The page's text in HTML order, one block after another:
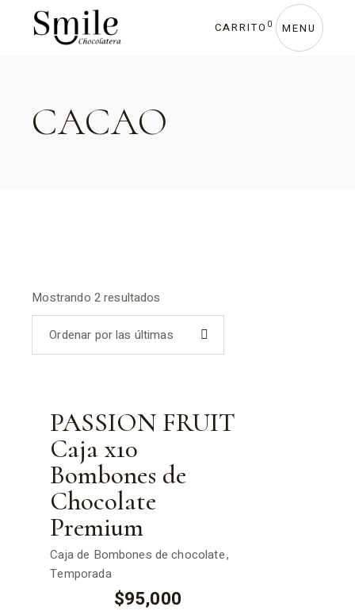
content
CARRITO 0 MENU
CACAO
Mostrando 2 resultados
latest
Ordenar por las últimas
PASSION FRUIT
Caja x10
Bombones de
Chocolate
Premium
Caja de Bombones de chocolate
Temporada
$95,000